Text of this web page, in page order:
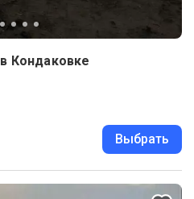
Кондаковке
Выбрать